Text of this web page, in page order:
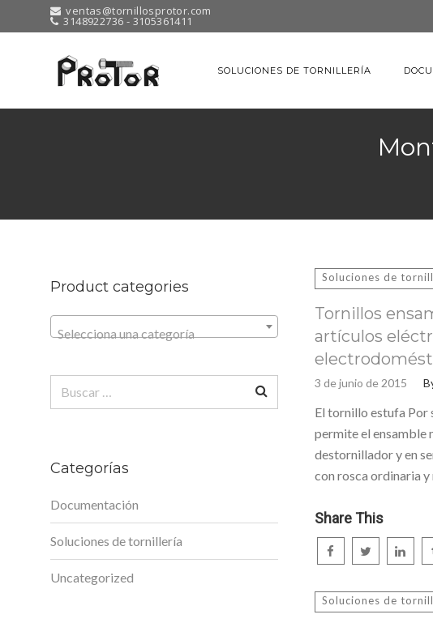
ventas@tornillosprotor.com
3148922736 - 3105361411
SOLUCIONES DE TORNILLERÍA
Soluciones de
Tornillos
artículos
3 de junio de 2015
El tornillo estufa Por
permite el ensamble
destornillador y en
con rosca ordinaria
Share This
Soluciones de
Product categories
Selecciona una categoría
Categorías
Documentación
Soluciones de tornillería
Uncategorized